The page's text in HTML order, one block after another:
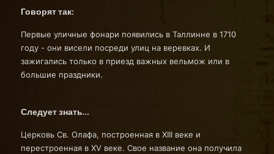
Говорят так:
Первые уличные фонари появились в Таллинне в 1710
году - они висели посреди улиц на веревках. И
зажигались только в приезд важных вельмож или в
большие праздники.
Следует знать…
Церковь Св. Олафа, построенная в XIII веке и
перестроенная в XV веке. Свое название она получила